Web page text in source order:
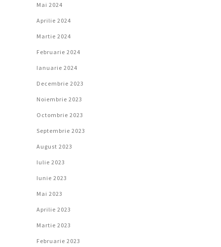
Mai 2024
Aprilie 2024
Martie 2024
Februarie 2024
Ianuarie 2024
Decembrie 2023
Noiembrie 2023
Octombrie 2023
Septembrie 2023
August 2023
Iulie 2023
Iunie 2023
Mai 2023
Aprilie 2023
Martie 2023
Februarie 2023